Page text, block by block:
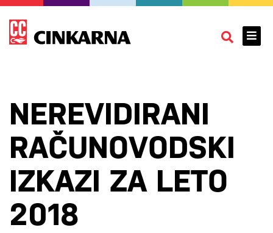
NEREVIDIRANI
RAČUNOVODSKI
IZKAZI ZA LETO
2018